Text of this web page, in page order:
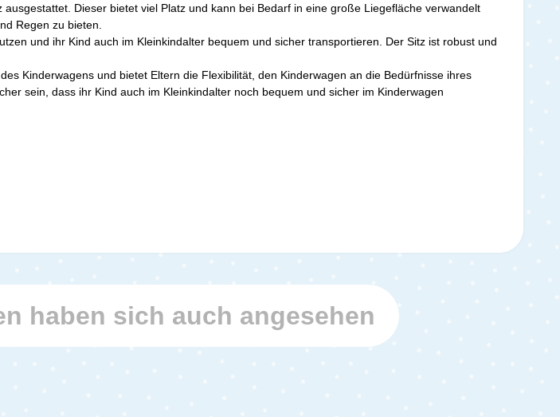
Dieser bietet viel Platz und kann bei Bedarf in eine große Liegefläche verwandelt
Regen zu bieten.
und ihr Kind auch im Kleinkindalter bequem und sicher transportieren. Der Sitz ist robust und
Kinderwagens und bietet Eltern die Flexibilität, den Kinderwagen an die Bedürfnisse ihres
sein, dass ihr Kind auch im Kleinkindalter noch bequem und sicher im Kinderwagen
haben sich auch angesehen